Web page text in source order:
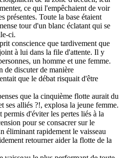
ce qui l'empêchaient de voir
présentes. Toute la base étaient
tour d'un blanc éclatant qui se
ci.
conscience que tardivement que
à lui dans la file d'attente. Il y
un homme et une femme.
de discuter de manière
que le débat risquait d'être
que la cinquième flotte aurait du
ses alliés ?!, explosa la jeune femme.
permis d'éviter les pertes liés à la
pour se consacrer sur le
éliminant rapidement le vaisseau
retourner aider la flotte de la